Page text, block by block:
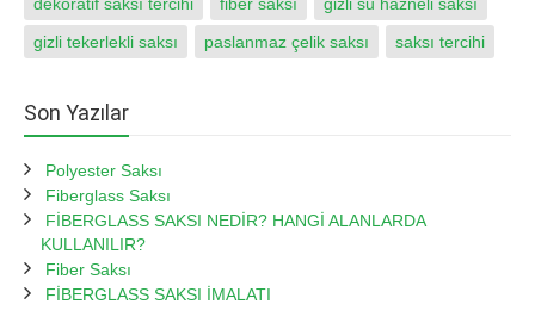
gizli tekerlekli saksı
paslanmaz çelik saksı saksı tercihi
Son Yazılar
Polyester Saksı
Fiberglass Saksı
FİBERGLASS SAKSI NEDİR? HANGİ ALANLARDA
KULLANILIR?
Fiber Saksı
FİBERGLASS SAKSI İMALATI